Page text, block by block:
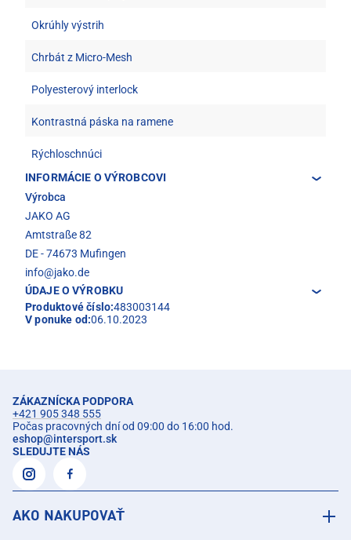
Okrúhly výstrih
Chrbát z Micro-Mesh
Polyesterový interlock
Kontrastná páska na ramene
Rýchloschnúci
INFORMÁCIE O VÝROBCOVI
Výrobca
JAKO AG
Amtstraße 82
DE - 74673 Mufingen
info@jako.de
ÚDAJE O VÝROBKU
Produktové číslo:483003144
V ponuke od:06.10.2023
ZÁKAZNÍCKA PODPORA
+421 905 348 555
Počas pracovných dní od 09:00 do 16:00 hod.
eshop@intersport.sk
SLEDUJTE NÁS
AKO NAKUPOVAŤ